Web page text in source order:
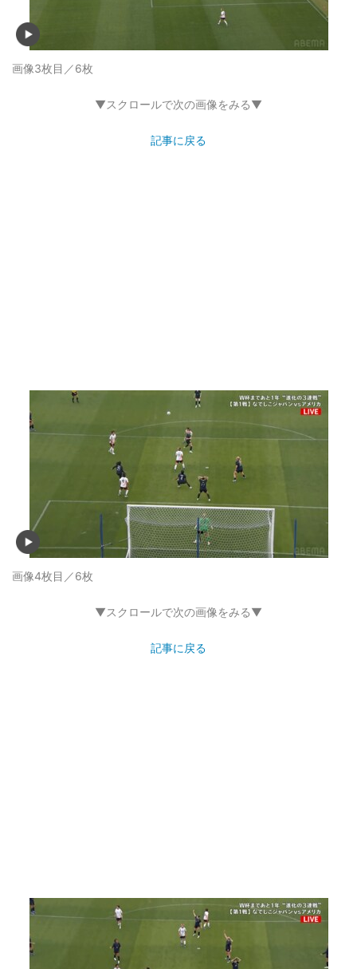
画像3枚目／6枚
▼スクロールで次の画像をみる▼
記事に戻る
画像4枚目／6枚
▼スクロールで次の画像をみる▼
記事に戻る